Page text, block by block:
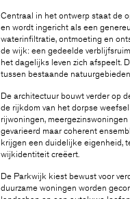
Centraal in het ontwerp staat de
en wordt ingericht als een
waterinfiltratie, ontmoeting en
de wijk: een gedeelde
het dagelijks leven zich afspeelt.
tussen bestaande
De architectuur bouwt verder op
de rijkdom van het dorpse
rijwoningen,
gevarieerd maar coherent
krijgen een duidelijke eigenheid,
wijkidentiteit creëert.
De Parkwijk kiest bewust voor
duurzame woningen worden